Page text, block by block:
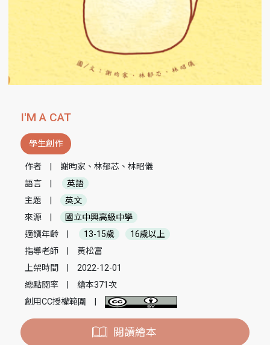
I'M A CAT
學生創作
作者
謝昀家、林郁芯、林昭儀
語言
英語
主題
英文
來源
國立中興高級中學
適讀年齡
13-15歲
16歲以上
指導老師
黃松富
上架時間
2022-12-01
總點閱率
繪本371次
創用CC授權範圍
閱讀繪本